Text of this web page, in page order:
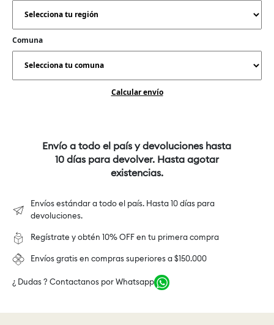
Comuna
Calcular envío
Envío a todo el país y devoluciones hasta
10 días para devolver. Hasta agotar
existencias.
Envíos estándar a todo el país. Hasta 10 días para
devoluciones.
Regístrate y obtén 10% OFF en tu primera compra
Envíos gratis en compras superiores a $150.000
¿ Dudas ? Contactanos por Whatsapp